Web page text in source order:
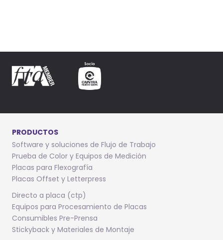
PRODUCTOS
Software y soluciones de Flujo de Trabajo
Prueba de Color y Equipos de Medición
Placas para Flexografía
Placas Offset y Letterpress
Directo a placa (ctp)
Equipos para Procesamiento de Placas
Consumibles Pre-Prensa
Stickyback y Materiales de Montaje